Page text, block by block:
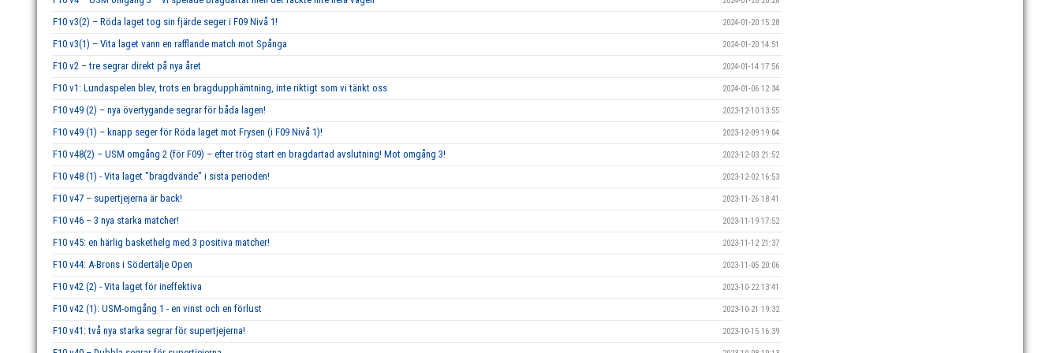
F10 v3(2) – Röda laget tog sin fjärde seger i F09 Nivå 1! 2024-01-20 15:28
F10 v3(1) – Vita laget vann en rafflande match mot Spånga 2024-01-20 14:51
F10 v2 – tre segrar direkt på nya året 2024-01-14 17:56
F10 v1: Lundaspelen blev, trots en bragdupphämtning, inte riktigt som vi tänkt oss 2024-01-06 12:34
F10 v49 (2) – nya övertygande segrar för båda lagen! 2023-12-10 13:55
F10 v49 (1) – knapp seger för Röda laget mot Frysen (i F09 Nivå 1)! 2023-12-09 19:04
F10 v48(2) – USM omgång 2 (för F09) – efter trög start en bragdartad avslutning! Mot omgång 3! 2023-12-03 21:52
F10 v48 (1) - Vita laget "bragdvände" i sista perioden! 2023-12-02 16:53
F10 v47 – supertjejerna är back! 2023-11-26 18:41
F10 v46 – 3 nya starka matcher! 2023-11-19 17:52
F10 v45: en härlig baskethelg med 3 positiva matcher! 2023-11-12 21:37
F10 v44: A-Brons i Södertälje Open 2023-11-05 20:06
F10 v42 (2) - Vita laget för ineffektiva 2023-10-22 13:41
F10 v42 (1): USM-omgång 1 - en vinst och en förlust 2023-10-21 19:32
F10 v41: två nya starka segrar för supertjejerna! 2023-10-15 16:39